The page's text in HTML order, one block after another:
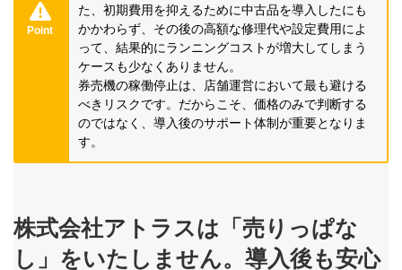
Point
た、初期費用を抑えるために中古品を導入したにも
かかわらず、その後の高額な修理代や設定費用によ
って、結果的にランニングコストが増大してしまう
ケースも少なくありません。
券売機の稼働停止は、店舗運営において最も避ける
べきリスクです。だからこそ、価格のみで判断する
のではなく、導入後のサポート体制が重要となりま
す。
株式会社アトラスは「売りっぱな
し」をいたしません。導入後も安心